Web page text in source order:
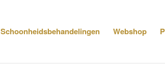
Schoonheidsbehandelingen Webshop